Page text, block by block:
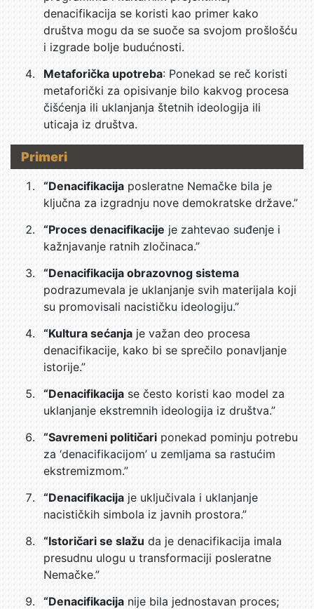
denacifikacija se koristi kao primer kako
društva mogu da se suoče sa svojom prošlošću
i izgrade bolje budućnosti.
Metaforička upotreba: Ponekad se reč koristi
metaforički za opisivanje bilo kakvog procesa
čišćenja ili uklanjanja štetnih ideologija ili
uticaja iz društva.
Primeri
“Denacifikacijaposleratne Nemačke bila je
ključna za izgradnju nove demokratske države.”
“Proces denacifikacijeje zahtevao suđenje i
kažnjavanje ratnih zločinaca.”
“Denacifikacija obrazovnog sistema
podrazumevala je uklanjanje svih materijala koji
su promovisali nacističku ideologiju.”
“Kultura sećanja je važan deo procesa
denacifikacije, kako bi se sprečilo ponavljanje
istorije.”
“Denacifikacijase često koristi kao model za
uklanjanje ekstremnih ideologija iz društva.”
“Savremeni političari ponekad pominju potrebu
za ‘denacifikacijom’ u zemljama sa rastućim
ekstremizmom.”
“Denacifikacijaje uključivala i uklanjanje
nacističkih simbola iz javnih prostora.”
“Istoričari se slažu da je denacifikacija imala
presudnu ulogu u transformaciji posleratne
Nemačke.”
“Denacifikacijanije bila jednostavan proces;